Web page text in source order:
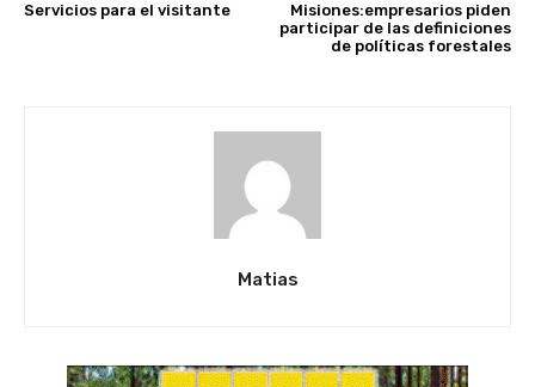
Servicios para el visitante
Misiones:empresarios piden
participar de las definiciones
de políticas forestales
Matias